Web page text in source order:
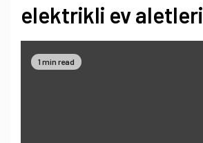
elektrikli ev aletleri
1 min read